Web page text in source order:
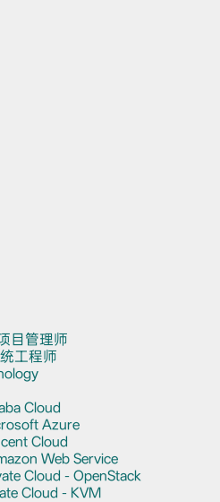
目管理师
工程师
Cloud
Azure
Cloud
Web Service
Cloud - OpenStack
Cloud - KVM